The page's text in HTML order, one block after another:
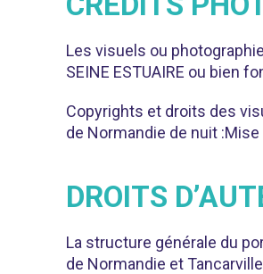
Les visuels ou
SEINE ESTUAIRE ou bien
Copyrights et droits des
de Normandie de nuit
DROITS
La structure générale du
de Normandie et